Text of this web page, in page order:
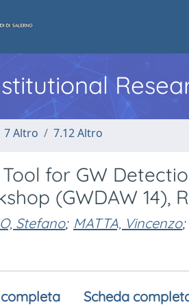
7 Altro 7.12 Altro
for GW
(GWDAW 14),
Stefano; MATTA, Vincenzo;
Scheda